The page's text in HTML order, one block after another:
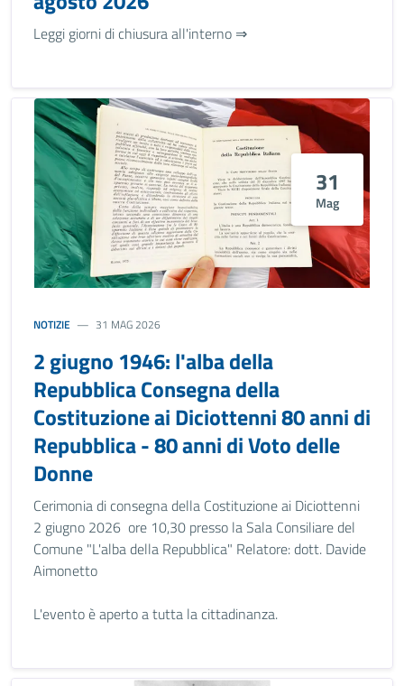
Leggi giorni di chiusura all'interno ⇒
31
Mag
NOTIZIE 31 MAG 2026
2 giugno 1946: l'alba della
Repubblica Consegna della
Costituzione ai Diciottenni 80 anni di
Repubblica - 80 anni di Voto delle
Donne
Cerimonia di consegna della Costituzione ai Diciottenni
2 giugno 2026 ore 10,30 presso la Sala Consiliare del
Comune "L'alba della Repubblica" Relatore: dott. Davide
Aimonetto
L'evento è aperto a tutta la cittadinanza.